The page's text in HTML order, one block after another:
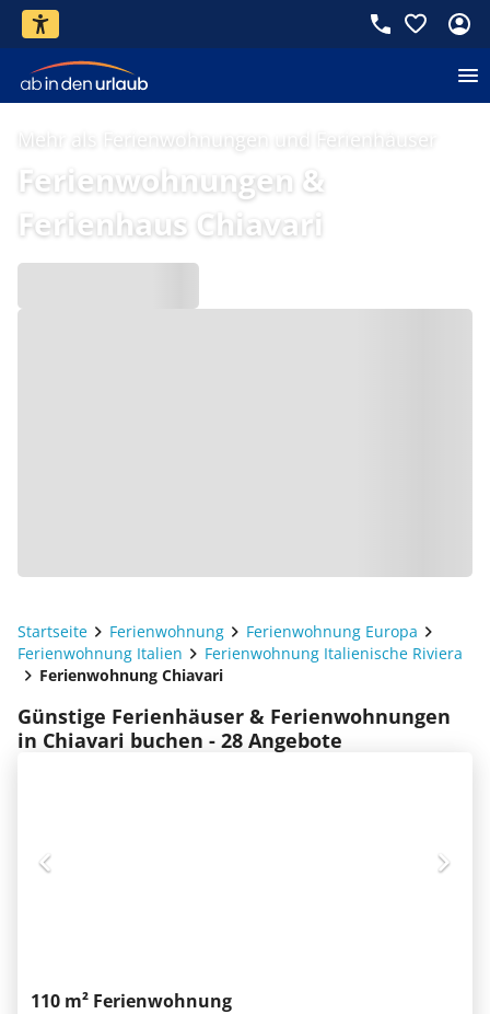
Mehr als Ferienwohnungen und Ferienhäuser
Ferienwohnungen &
Ferienhaus Chiavari
Startseite Ferienwohnung
Ferienwohnung Europa
Ferienwohnung Italien
Ferienwohnung Italienische Riviera
Ferienwohnung Chiavari
Günstige Ferienhäuser & Ferienwohnungen
in Chiavari buchen - 28 Angebote
110 m² Ferienwohnung